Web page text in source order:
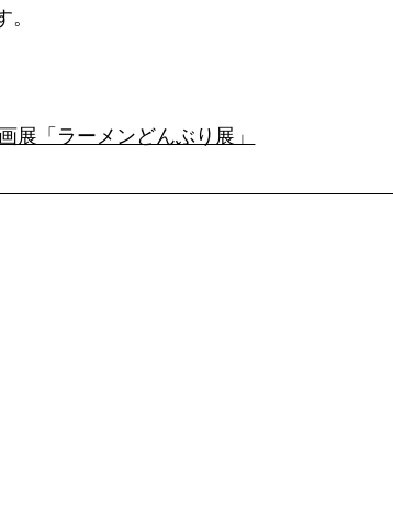
展「ラーメンどんぶり展」